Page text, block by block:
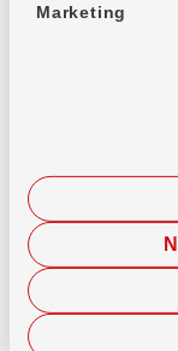
Marketing
Jetzt